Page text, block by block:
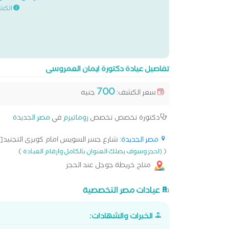
تفاصيل عيادة دكتورة ايمان العمروسى
سعر الكشف:700 جنيه
دكتورة تخصص تخصصروماتيزمفي مصر الجديدة
مصر الجديدة: شارع جسر السويس امام كوبرى
((احجز وسوف يصلك العنوان بالكامل وارقام العيادة)
متاح خريطة جوجل عند الحجز
عيادات مصر التخصصية
الخبرات والشهادات: